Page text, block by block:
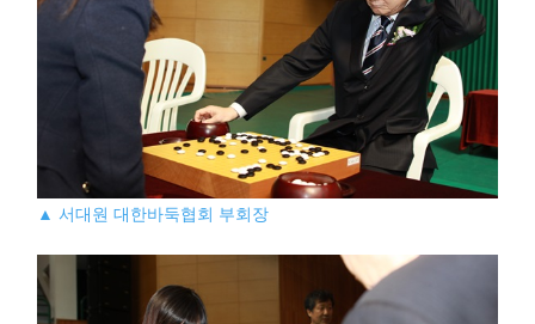
▲ 서대원 대한바둑협회 부회장